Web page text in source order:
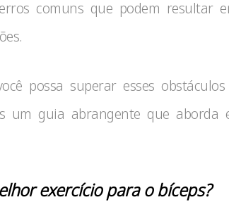
comuns que podem resultar
possa superar esses
um guia abrangente que aborda
exercício para o bíceps?